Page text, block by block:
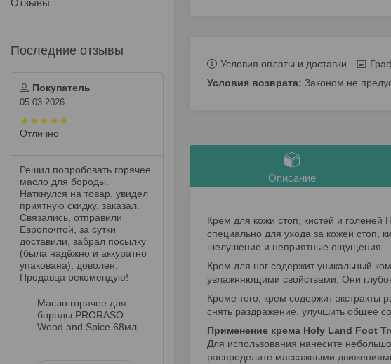
Условия оплаты и доставки
Законом не
Описание
Крем для кожи стоп, кистей и голеней
специально для ухода за кожей стоп,
шелушение и неприятные ощущения.
Крем для ног содержит уникальный
увлажняющими свойствами. Они
Кроме того, крем содержит
снять раздражение, улучшить общее
Применение крема Holy Land Foot
Для использования нанесите
распределите массажными
Отзывы
Покупатель
05.03.2026
Отлично
Решил попробовать горячее
масло для бороды.
Наткнулся на товар, увидел
приятную скидку, заказал.
Связались, отправили
Европочтой, за сутки
доставили, забрал посылку
(была надёжно и аккуратно
упакована), доволен.
Продавца рекомендую!
Масло горячее для
бороды PRORASO
Wood and Spice 68мл